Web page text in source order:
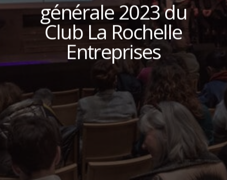
générale 2023 du
Club La Rochelle
Entreprises